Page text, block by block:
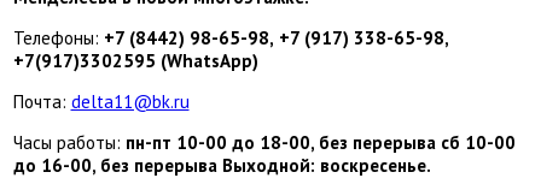
Телефоны: +7 (8442) 98-65-98, +7 (917) 338-65-98,
+7(917)3302595 (WhatsApp)
Почта: delta11@bk.ru
Часы работы: пн-пт 10-00 до 18-00, без перерыва сб 10-00
до 16-00, без перерыва Выходной: воскресенье.